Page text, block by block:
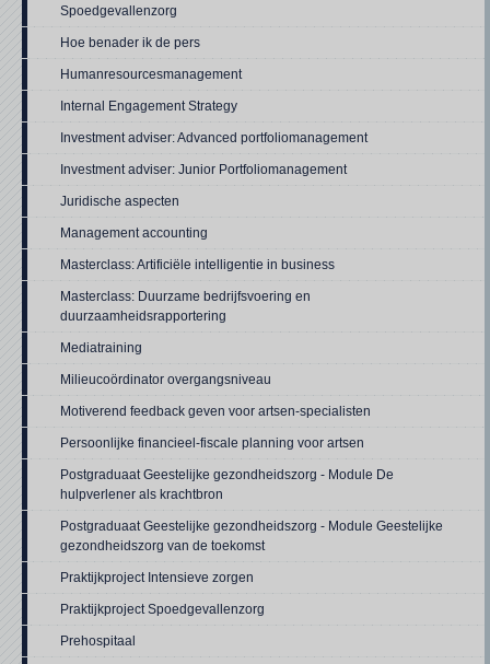
Spoedgevallenzorg
Hoe benader ik de pers
Humanresourcesmanagement
Internal Engagement Strategy
Investment adviser: Advanced portfoliomanagement
Investment adviser: Junior Portfoliomanagement
Juridische aspecten
Management accounting
Masterclass: Artificiële intelligentie in business
Masterclass: Duurzame bedrijfsvoering en
duurzaamheidsrapportering
Mediatraining
Milieucoördinator overgangsniveau
Motiverend feedback geven voor artsen-specialisten
Persoonlijke financieel-fiscale planning voor artsen
Postgraduaat Geestelijke gezondheidszorg - Module De
hulpverlener als krachtbron
Postgraduaat Geestelijke gezondheidszorg - Module Geestelijke
gezondheidszorg van de toekomst
Praktijkproject Intensieve zorgen
Praktijkproject Spoedgevallenzorg
Prehospitaal